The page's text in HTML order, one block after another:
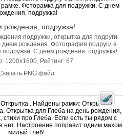
рождения, подружка!
подружки, открытка для подруги.
днем рождения. Фотография подруги в
подружки. С днем рождения, подружка!
1200x1600, Рейтинг: 67
PNG файл